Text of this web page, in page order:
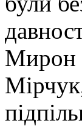
Мирон